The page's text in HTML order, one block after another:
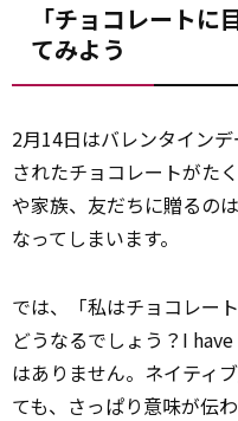
「チョコレートに
てみよう
2月14日はバレンタイン
されたチョコレートがた
や家族、友だちに贈るの
なってしまいます。
では、「私はチョコレー
どうなるでしょう？I
はありません。ネイティブ
ても、さっぱり意味が伝